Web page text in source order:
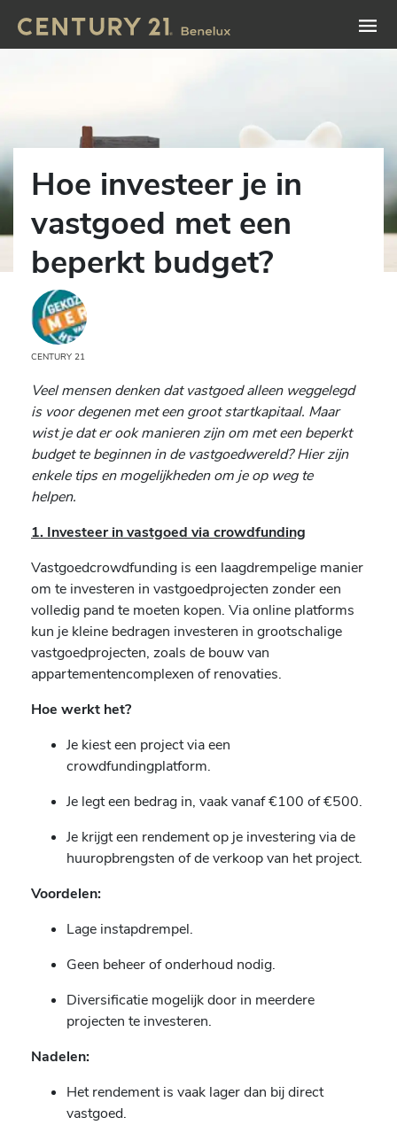
Hoe investeer je in
vastgoed met een
beperkt budget?
CENTURY 21
Veel mensen denken dat vastgoed alleen weggelegd
is voor degenen met een groot startkapitaal. Maar
wist je dat er ook manieren zijn om met een beperkt
budget te beginnen in de vastgoedwereld? Hier zijn
enkele tips en mogelijkheden om je op weg te
helpen.
1. Investeer in vastgoed via crowdfunding
Vastgoedcrowdfunding is een laagdrempelige manier
om te investeren in vastgoedprojecten zonder een
volledig pand te moeten kopen. Via online platforms
kun je kleine bedragen investeren in grootschalige
vastgoedprojecten, zoals de bouw van
appartementencomplexen of renovaties.
Hoe werkt het?
Je kiest een project via een
crowdfundingplatform.
Je legt een bedrag in, vaak vanaf €100 of €500.
Je krijgt een rendement op je investering via de
huuropbrengsten of de verkoop van het project.
Voordelen:
Lage instapdrempel.
Geen beheer of onderhoud nodig.
Diversificatie mogelijk door in meerdere
projecten te investeren.
Nadelen:
Het rendement is vaak lager dan bij direct
vastgoed.